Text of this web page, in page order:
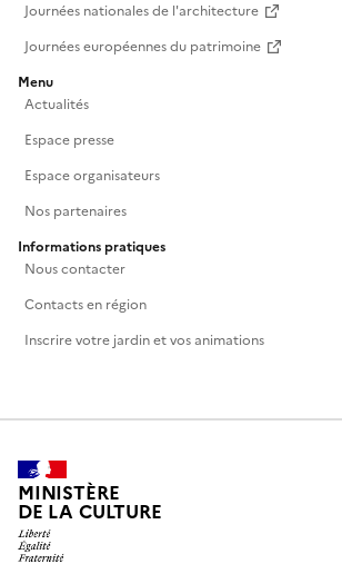
Journées nationales de l'architecture
Journées européennes du patrimoine
Menu
Actualités
Espace presse
Espace organisateurs
Nos partenaires
Informations pratiques
Nous contacter
Contacts en région
Inscrire votre jardin et vos animations
MINISTÈRE
DE LA CULTURE